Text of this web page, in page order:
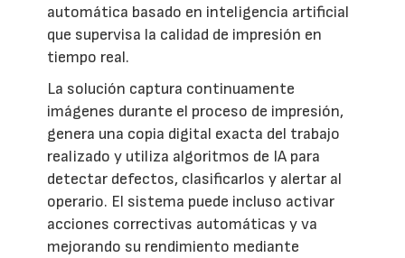
automática basado en inteligencia artificial
que supervisa la calidad de impresión en
tiempo real.
La solución captura continuamente
imágenes durante el proceso de impresión,
genera una copia digital exacta del trabajo
realizado y utiliza algoritmos de IA para
detectar defectos, clasificarlos y alertar al
operario. El sistema puede incluso activar
acciones correctivas automáticas y va
mejorando su rendimiento mediante